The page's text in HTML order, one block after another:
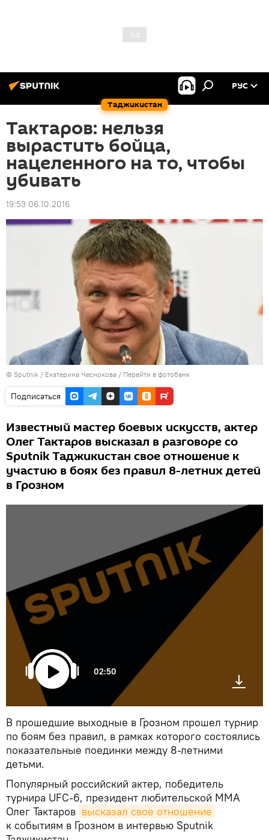
Таджикистан
РУС
Тактаров: нельзя
вырастить бойца,
нацеленного на то, чтобы
убивать
19:53 06.10.2016
© Sputnik / Екатерина Чеснокова / Перейти в фотобанк
Подписаться
Известный мастер боевых искусств, актер
Олег Тактаров высказал в разговоре со
Sputnik Таджикистан свое отношение к
участию в боях без правил 8-летних детей
в Грозном
02:50
В прошедшие выходные в Грозном прошел турнир
по боям без правил, в рамках которого состоялись
показательные поединки между 8-летними
детьми.
Популярный российский актер, победитель
турнира UFC-6, президент любительской ММА
Олег Тактаров высказал свое отношение
к событиям в Грозном в интервью Sputnik